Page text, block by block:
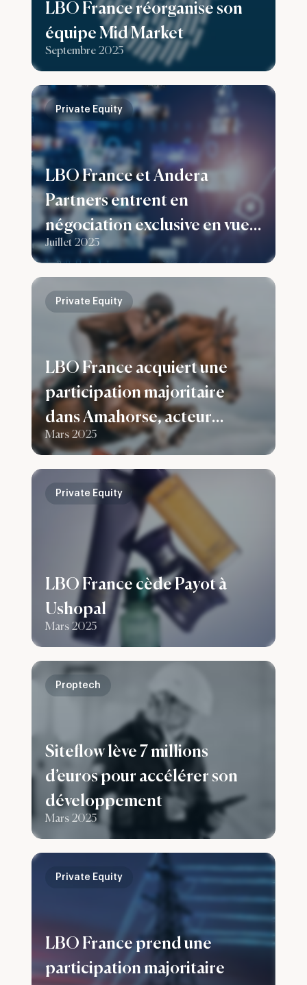
LBO France réorganise son
équipe Mid Market
Septembre 2025
LBO France et Andera
Partners entrent en
négociation exclusive en vue
de la cession de leur
participation dans le Groupe
Prenax
Juillet 2025
Private Equity
LBO France acquiert une
participation majoritaire
dans Amahorse, acteur
majeur de l’habillement et
des accessoires équestres
Mars 2025
Private Equity
LBO France cède Payot à
Ushopal
Mars 2025
Private Equity
Siteflow lève 7 millions
d’euros pour accélérer son
développement
Mars 2025
Proptech
LBO France prend une
participation majoritaire
Private Equity